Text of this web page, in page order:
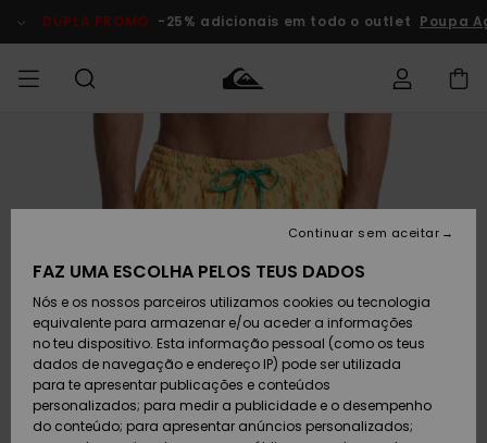
do
DUPLA PROMO -25% adicionais em todo o outlet Poupa
Roupas
Calçado e
chinelos
Surfe/água
MENINO
Roupas
Calçado e
chinelos
Surfe/água
MULHER
Shop
chegados
Highlights
Snow
SURF
Surf Shop
Homem
Crianças
Highlights
Community
SNOW
Artigos
Neve
Homem
Artigos
Criança
Snow Shop
Feminino
Outlet
Homem
Criança
Outlet
Mulher
encomenda
Devoluções
Pagamento
Cartão
presente
FAZ UMA ESCOLHA PELOS TEUS DADOS
Nós e os nossos parceiros utilizamos cookies ou tecnologia
equivalente para armazenar e/ou aceder a informações
no teu dispositivo. Esta informação pessoal (como os teus
dados de navegação e endereço IP) pode ser utilizada
para te apresentar publicações e conteúdos
personalizados; para medir a publicidade e o desempenho
do conteúdo; para apresentar anúncios personalizados;
Continuar sem aceitar